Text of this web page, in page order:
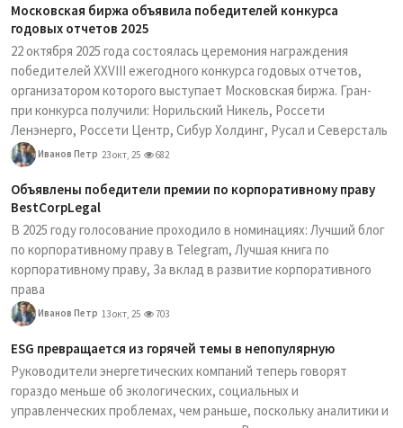
Московская биржа объявила победителей конкурса
годовых отчетов 2025
22 октября 2025 года состоялась церемония награждения
победителей XXVIII ежегодного конкурса годовых отчетов,
организатором которого выступает Московская биржа. Гран-
при конкурса получили: Норильский Никель, Россети
Ленэнерго, Россети Центр, Сибур Холдинг, Русал и Северсталь
Иванов Петр 23 окт, 25 682
Объявлены победители премии по корпоративному праву
BestCorpLegal
В 2025 году голосование проходило в номинациях: Лучший блог
по корпоративному праву в Telegram, Лучшая книга по
корпоративному праву, За вклад в развитие корпоративного
права
Иванов Петр 13 окт, 25 703
ESG превращается из горячей темы в непопулярную
Руководители энергетических компаний теперь говорят
гораздо меньше об экологических, социальных и
управленческих проблемах, чем раньше, поскольку аналитики и